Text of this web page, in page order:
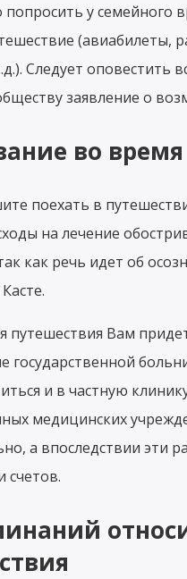
попросить у
(авиабилеты,
Следует оповестить
заявление о
во
поехать в
на лечение
как речь идет об
путешествия Вам
государственной
и в частную
медицинских
а впоследствии эти
счетов.